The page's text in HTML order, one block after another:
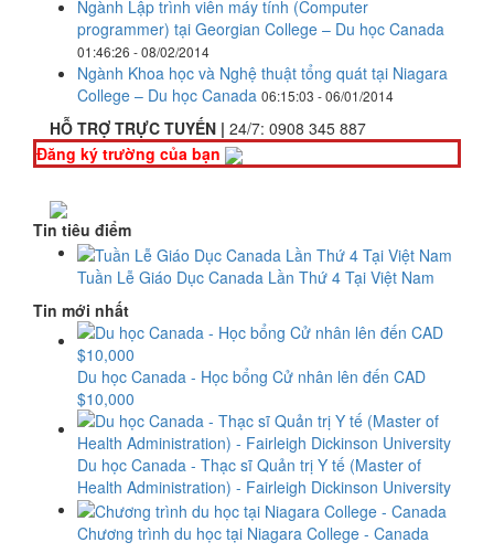
Ngành Lập trình viên máy tính (Computer
programmer) tại Georgian College – Du học Canada
01:46:26 - 08/02/2014
Ngành Khoa học và Nghệ thuật tổng quát tại Niagara
College – Du học Canada 06:15:03 - 06/01/2014
HỖ TRỢ TRỰC TUYẾN | 24/7: 0908 345 887
Đăng ký trường của bạn
Tin tiêu điểm
Tuần Lễ Giáo Dục Canada Lần Thứ 4 Tại Việt Nam
Tin mới nhất
Du học Canada - Học bổng Cử nhân lên đến CAD
$10,000
Du học Canada - Thạc sĩ Quản trị Y tế (Master of
Health Administration) - Fairleigh Dickinson University
Chương trình du học tại Niagara College - Canada